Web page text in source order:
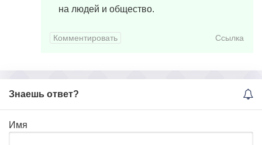
на людей и общество.
Комментировать Ссылка
Знаешь ответ?
Имя